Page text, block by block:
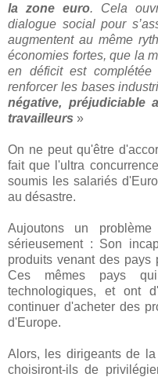
la zone euro. Cela
dialogue social pour
augmentent au même
économies fortes, que la
en déficit est
renforcer les bases
négative, préjudiciable
travailleurs »
On ne peut qu'être
fait que l'ultra
soumis les salariés
au désastre.
Aujoutons un
sérieusement : Son
produits venant des pays
Ces mêmes pays
technologiques, et ont
continuer d'acheter des
d'Europe.
Alors, les dirigeants de
choisiront-ils de